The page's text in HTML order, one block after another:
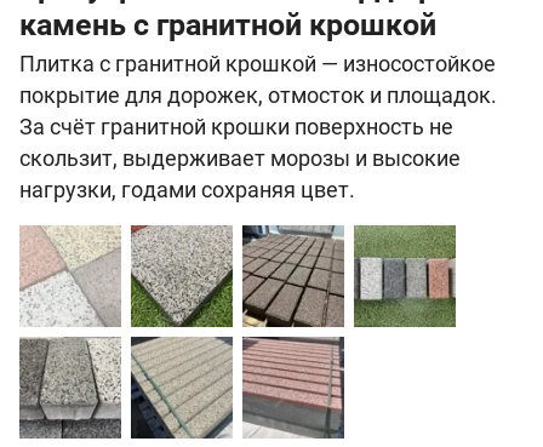
камень с гранитной крошкой
Плитка с гранитной крошкой — износостойкое
покрытие для дорожек, отмосток и площадок.
За счёт гранитной крошки поверхность не
скользит, выдерживает морозы и высокие
нагрузки, годами сохраняя цвет.